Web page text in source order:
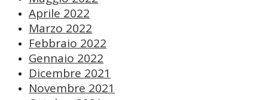
Aprile 2022
Marzo 2022
Febbraio 2022
Gennaio 2022
Dicembre 2021
Novembre 2021